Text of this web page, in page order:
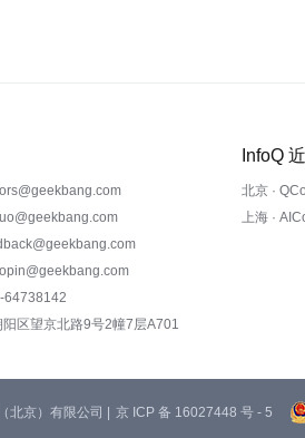
64738142
区望京北路9号2幢7层A701
InfoQ
北京 ·
上海 ·
京）有限公司 | 京 ICP 备 16027448 号 - 5